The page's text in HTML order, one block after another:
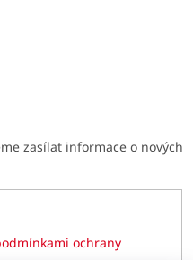
zasílat informace o nových
ochrany